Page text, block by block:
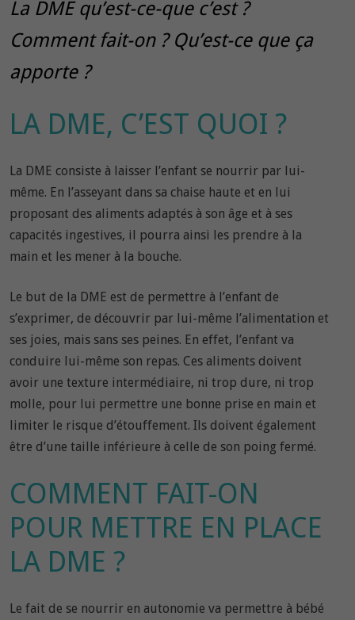
La DME qu’est-ce-que c’est ?
Comment fait-on ? Qu’est-ce que ça
apporte ?
LA DME, C’EST QUOI ?
La DME consiste à laisser l’enfant se nourrir par lui-
même. En l’asseyant dans sa chaise haute et en lui
proposant des aliments adaptés à son âge et à ses
capacités ingestives, il pourra ainsi les prendre à la
main et les mener à la bouche.
Le but de la DME est de permettre à l’enfant de
s’exprimer, de découvrir par lui-même l’alimentation et
ses joies, mais sans ses peines. En effet, l’enfant va
conduire lui-même son repas. Ces aliments doivent
avoir une texture intermédiaire, ni trop dure, ni trop
molle, pour lui permettre une bonne prise en main et
limiter le risque d’étouffement. Ils doivent également
être d’une taille inférieure à celle de son poing fermé.
COMMENT FAIT-ON
POUR METTRE EN PLACE
LA DME ?
Le fait de se nourrir en autonomie va permettre à bébé